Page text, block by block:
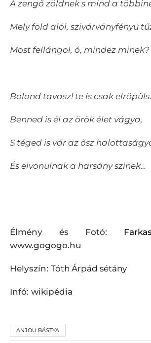
A zengő zöldnek s mind a
Mely föld alól, szivárványfényü
Most fellángol, ó, mindez minek?
Bolond tavasz! te is csak
Benned is él az örök élet vágya,
S téged is vár az ősz
És elvonulnak a harsány szinek…
Élmény és Fotó:
www.gogogo.hu
Helyszín: Tóth Árpád sétány
Infó: wikipédia
ANJOU BÁSTYA